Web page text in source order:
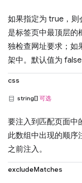
如果指定为 true，则
是标签页中最顶层的
独检查网址要求；如
架中。默认值为
css
string[] 可选
要注入到匹配页面中
此数组中出现的顺序
之前注入。
excludeMatches